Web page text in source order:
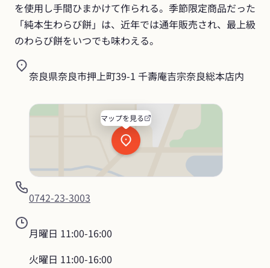
を使用し手間ひまかけて作られる。季節限定商品だった
「純本生わらび餅」は、近年では通年販売され、最上級
のわらび餅をいつでも味わえる。
奈良県奈良市押上町39-1 千壽庵吉宗奈良総本店内
マップを見る
0742-23-3003
月曜日 11:00-16:00
火曜日 11:00-16:00